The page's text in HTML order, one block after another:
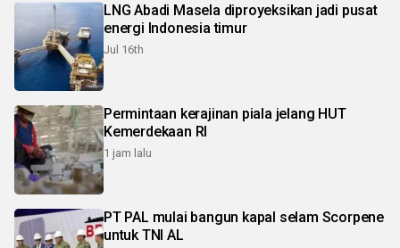
LNG Abadi Masela diproyeksikan jadi pusat
energi Indonesia timur
Jul 16th
Permintaan kerajinan piala jelang HUT
Kemerdekaan RI
1 jam lalu
PT PAL mulai bangun kapal selam Scorpene
untuk TNI AL